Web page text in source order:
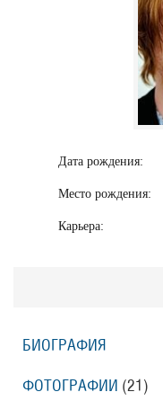
Дата рождения:
Место рождения:
Карьера:
БИОГРАФИЯ
ФОТОГРАФИИ (21 )